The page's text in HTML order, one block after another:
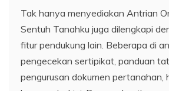
Tak hanya menyediakan Antrian
Sentuh Tanahku juga dilengkapi
fitur pendukung lain. Beberapa di
pengecekan sertipikat, panduan
pengurusan dokumen pertanahan,